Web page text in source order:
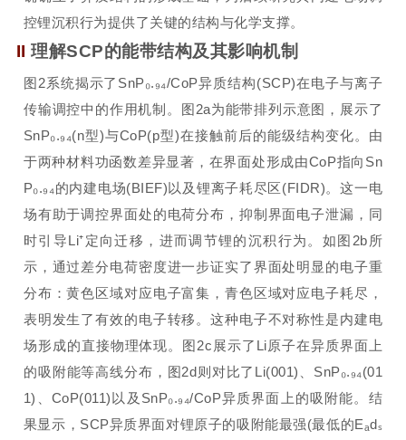
控锂沉积行为提供了关键的结构与化学支撑。
II 理解SCP的能带结构及其影响机制
图2系统揭示了SnP₀.₉₄/CoP异质结构(SCP)在电子与离子
传输调控中的作用机制。图2a为能带排列示意图，展示了
SnP₀.₉₄(n型)与CoP(p型)在接触前后的能级结构变化。由
于两种材料功函数差异显著，在界面处形成由CoP指向Sn
P₀.₉₄的内建电场(BIEF)以及锂离子耗尽区(FIDR)。这一电
场有助于调控界面处的电荷分布，抑制界面电子泄漏，同
时引导Li⁺定向迁移，进而调节锂的沉积行为。如图2b所
示，通过差分电荷密度进一步证实了界面处明显的电子重
分布：黄色区域对应电子富集，青色区域对应电子耗尽，
表明发生了有效的电子转移。这种电子不对称性是内建电
场形成的直接物理体现。图2c展示了Li原子在异质界面上
的吸附能等高线分布，图2d则对比了Li(001)、SnP₀.₉₄(01
1)、CoP(011)以及SnP₀.₉₄/CoP异质界面上的吸附能。结
果显示，SCP异质界面对锂原子的吸附能最强(最低的Eₐdₛ